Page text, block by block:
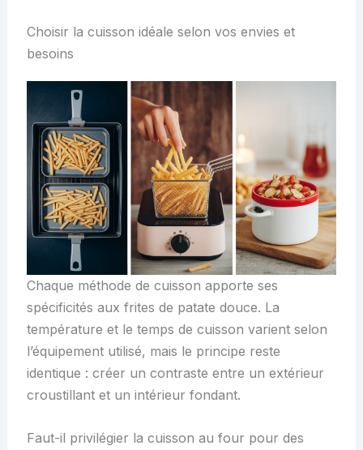
Choisir la cuisson idéale selon vos envies et
besoins
Chaque méthode de cuisson apporte ses
spécificités aux frites de patate douce. La
température et le temps de cuisson varient selon
l’équipement utilisé, mais le principe reste
identique : créer un contraste entre un extérieur
croustillant et un intérieur fondant.
Faut-il privilégier la cuisson au four pour des